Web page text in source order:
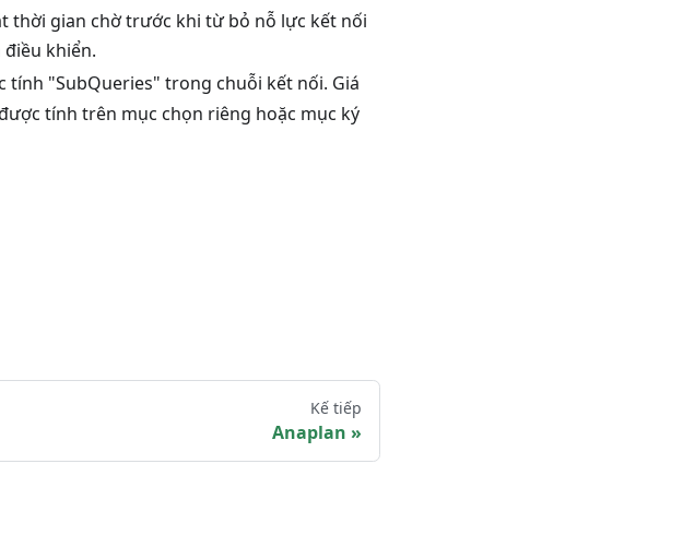
thời gian chờ trước khi từ bỏ nỗ lực kết nối
khiển.
tính "SubQueries" trong chuỗi kết nối. Giá
tính trên mục chọn riêng hoặc mục ký
Kế tiếp
Anaplan